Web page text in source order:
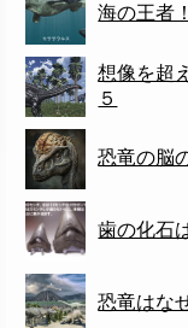
海の王者
想像を超
５
恐竜の脳
歯の化石
恐竜はな